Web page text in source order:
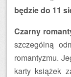
będzie do 11
Czarny
szczególną
romantyzmu.
karty książek